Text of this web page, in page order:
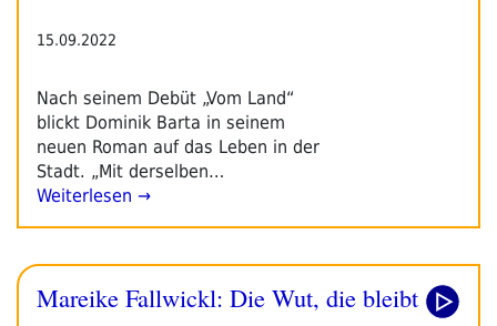
15.09.2022
Nach seinem Debüt „Vom Land“
blickt Dominik Barta in seinem
neuen Roman auf das Leben in der
Stadt. „Mit derselben…
Weiterlesen →
Mareike Fallwickl: Die Wut, die bleibt